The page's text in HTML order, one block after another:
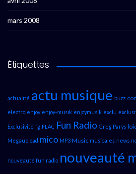
mars 2008
Étiquettes
actualité actu musique buzz
electro enjoy enjoy-musik enjoymusik exclu
Exclusivité fg FLAC Fun Radio Greg Parys
Megaupload mico MP3 Music musicales news
nouveauté fun radio nouveauté